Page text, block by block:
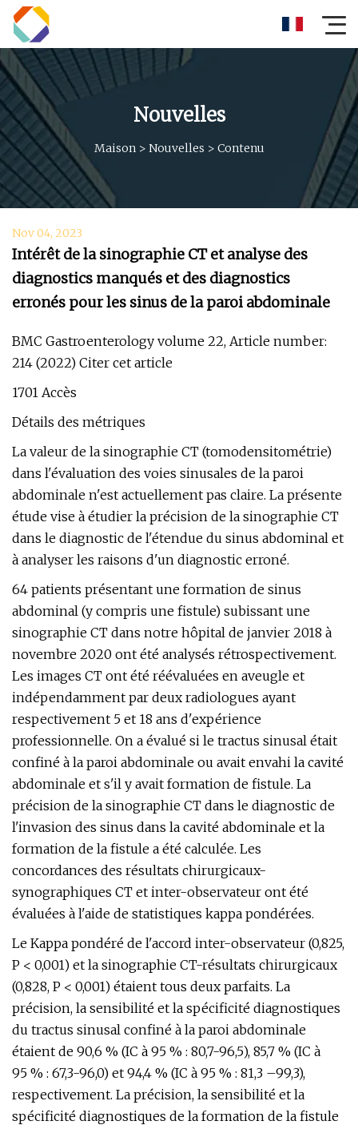
Nouvelles
Maison > Nouvelles > Contenu
Nov 04, 2023
Intérêt de la sinographie CT et analyse des
diagnostics manqués et des diagnostics
erronés pour les sinus de la paroi abdominale
BMC Gastroenterology volume 22, Article number:
214 (2022) Citer cet article
1701 Accès
Détails des métriques
La valeur de la sinographie CT (tomodensitométrie)
dans l'évaluation des voies sinusales de la paroi
abdominale n'est actuellement pas claire. La présente
étude vise à étudier la précision de la sinographie CT
dans le diagnostic de l'étendue du sinus abdominal et
à analyser les raisons d'un diagnostic erroné.
64 patients présentant une formation de sinus
abdominal (y compris une fistule) subissant une
sinographie CT dans notre hôpital de janvier 2018 à
novembre 2020 ont été analysés rétrospectivement.
Les images CT ont été réévaluées en aveugle et
indépendamment par deux radiologues ayant
respectivement 5 et 18 ans d'expérience
professionnelle. On a évalué si le tractus sinusal était
confiné à la paroi abdominale ou avait envahi la cavité
abdominale et s'il y avait formation de fistule. La
précision de la sinographie CT dans le diagnostic de
l'invasion des sinus dans la cavité abdominale et la
formation de la fistule a été calculée. Les
concordances des résultats chirurgicaux-
synographiques CT et inter-observateur ont été
évaluées à l'aide de statistiques kappa pondérées.
Le Kappa pondéré de l'accord inter-observateur (0,825,
P < 0,001) et la sinographie CT-résultats chirurgicaux
(0,828, P < 0,001) étaient tous deux parfaits. La
précision, la sensibilité et la spécificité diagnostiques
du tractus sinusal confiné à la paroi abdominale
étaient de 90,6 % (IC à 95 % : 80,7-96,5), 85,7 % (IC à
95 % : 67,3-96,0) et 94,4 % (IC à 95 % : 81,3 –99,3),
respectivement. La précision, la sensibilité et la
spécificité diagnostiques de la formation de la fistule